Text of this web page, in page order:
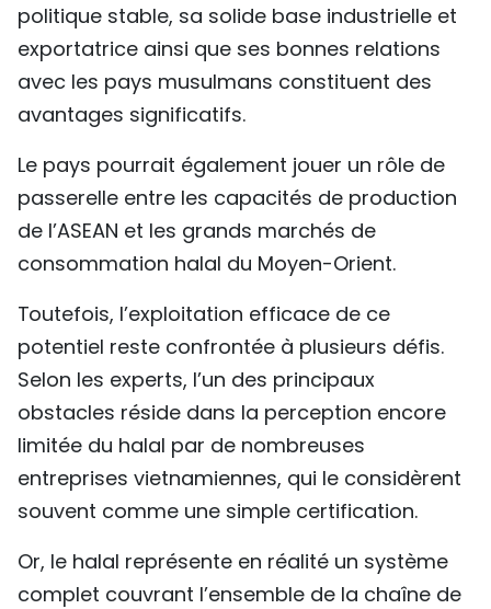
politique stable, sa solide base industrielle et
exportatrice ainsi que ses bonnes relations
avec les pays musulmans constituent des
avantages significatifs.
Le pays pourrait également jouer un rôle de
passerelle entre les capacités de production
de l’ASEAN et les grands marchés de
consommation halal du Moyen-Orient.
Toutefois, l’exploitation efficace de ce
potentiel reste confrontée à plusieurs défis.
Selon les experts, l’un des principaux
obstacles réside dans la perception encore
limitée du halal par de nombreuses
entreprises vietnamiennes, qui le considèrent
souvent comme une simple certification.
Or, le halal représente en réalité un système
complet couvrant l’ensemble de la chaîne de